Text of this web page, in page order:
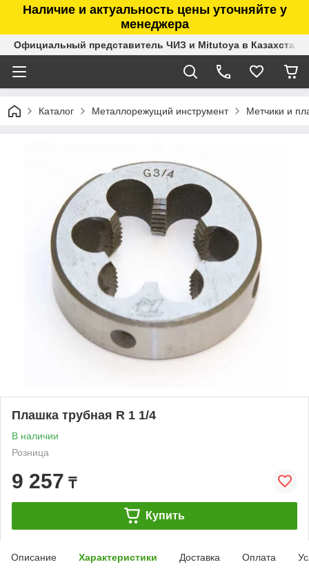
Наличие и актуальность цены уточняйте у
менеджера
Официальный представитель ЧИЗ и Mitutoya в Казахстане
Каталог Металлорежущий инструмент Метчики и
Плашка трубная R 1 1/4
В наличии
Розница
9 257 ₸
Купить
Описание Характеристики Доставка Оплата